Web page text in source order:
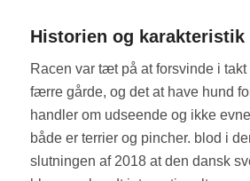
Historien og karakteristik
Racen var tæt på at forsvinde i
færre gårde, og det at have hund
handler om udseende og ikke
både er terrier og pincher. blod i
slutningen af 2018 at den dansk